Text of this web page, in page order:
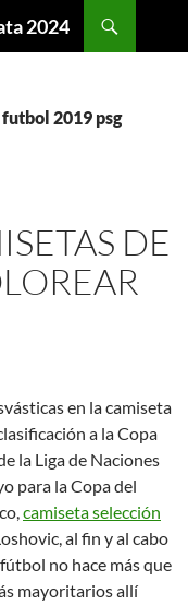
2024
2019 psg
DE
en la camiseta
a la Copa
la Liga de Naciones
para la Copa del
camiseta selección
al fin y al cabo
no hace más que
mayoritarios allí